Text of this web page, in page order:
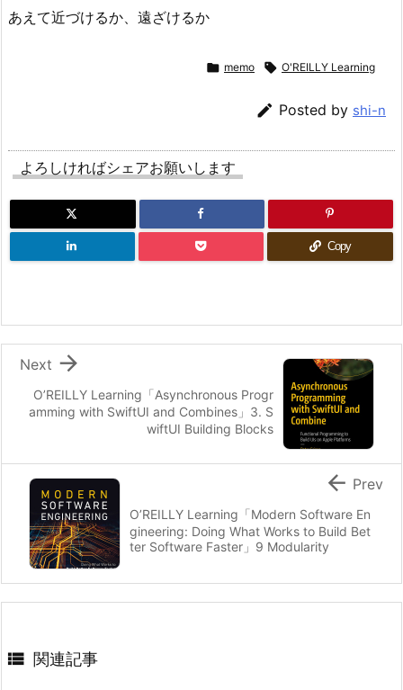
あえて近づけるか、遠ざけるか
 memo  O'REILLY Learning
 Posted by shi-n
よろしければシェアお願いします
Copy
O’REILLY Learning「Asynchronous Progr
amming with SwiftUI and Combines」3. S
wiftUI Building Blocks

Next
O’REILLY Learning「Modern Software En
gineering: Doing What Works to Build Bet
ter Software Faster」9 Modularity
 Prev
 関連記事